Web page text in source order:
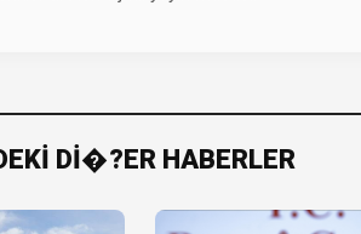
Dİ�?ER HABERLER